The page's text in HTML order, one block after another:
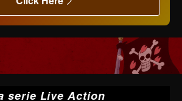
serie Live Action